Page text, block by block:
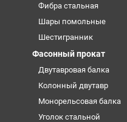
Фибра стальная
Шары помольные
Шестигранник
Фасонный прокат
Двутавровая балка
Колонный двутавр
Монорельсовая балка
Уголок стальной